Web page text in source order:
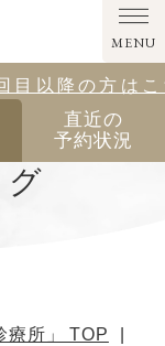
｜セミナー
グ
療所」 TOP
MENU
直近の
予約状況
療メニューは
目以降の方は